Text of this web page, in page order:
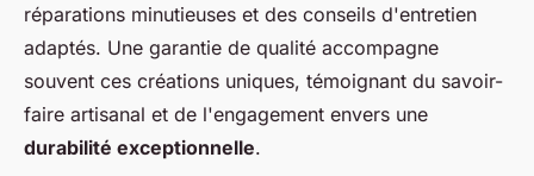
réparations minutieuses et des conseils d'entretien
adaptés. Une garantie de qualité accompagne
souvent ces créations uniques, témoignant du savoir-
faire artisanal et de l'engagement envers une
durabilité exceptionnelle.